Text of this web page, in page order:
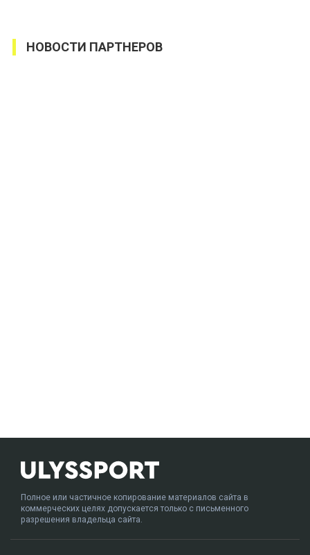
НОВОСТИ ПАРТНЕРОВ
Полное или частичное копирование материалов сайта в
коммерческих целях допускается только с письменного
разрешения владельца сайта.